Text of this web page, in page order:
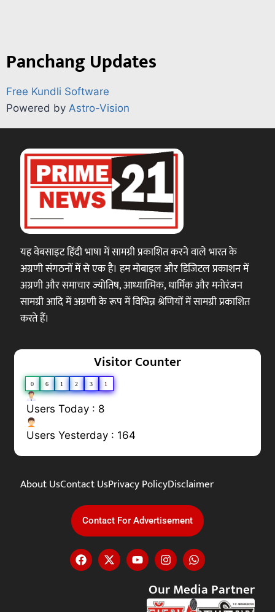
Panchang Updates
Free Kundli Software
Powered by Astro-Vision
यह वेबसाइट हिंदी भाषा में सामग्री प्रकाशित करने वाले भारत के
अग्रणी संगठनों में से एक है। हम मोबाइल और डिजिटल प्रकाशन में
अग्रणी और समाचार ज्योतिष, आध्यात्मिक, धार्मिक और मनोरंजन
सामग्री आदि में अग्रणी के रूप में विभिन्न श्रेणियों में सामग्री प्रकाशित
करते हैं।
Visitor Counter
0 6 1 2 3 1
Users Today : 8
Users Yesterday : 164
About UsContact UsPrivacy PolicyDisclaimer
Contact For Advertisement
Our Media Partner